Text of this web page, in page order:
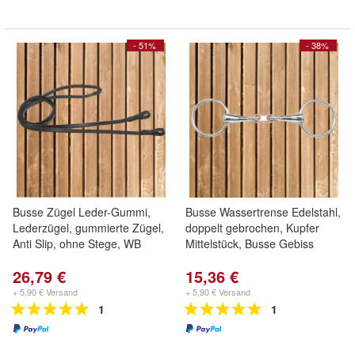
- 51%
Busse Zügel Leder-Gummi,
Lederzügel, gummierte Zügel,
Anti Slip, ohne Stege, WB
26,79 €
+ 5,90 € Versand
1
- 38%
Busse Wassertrense Edelstahl,
doppelt gebrochen, Kupfer
Mittelstück, Busse Gebiss
15,36 €
+ 5,90 € Versand
1